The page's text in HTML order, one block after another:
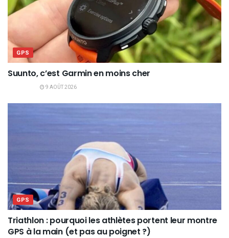
GPS
Suunto, c’est Garmin en moins cher
9 AOÛT 2026
GPS
Triathlon : pourquoi les athlètes portent leur montre
GPS à la main (et pas au poignet ?)